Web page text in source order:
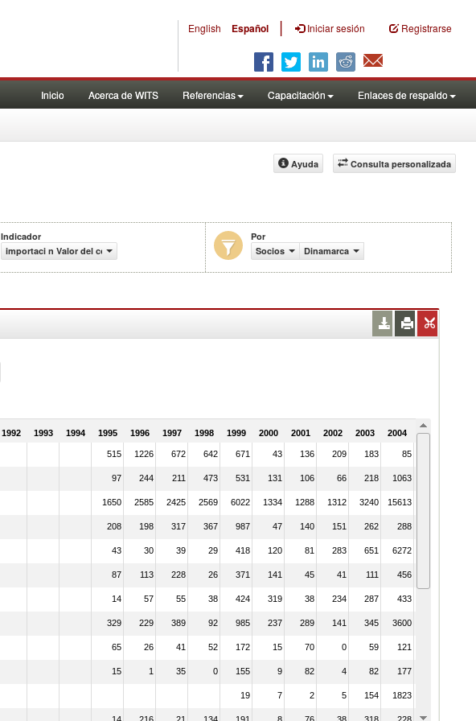
English Español | Iniciar sesión Registrarse
Inicio Acerca de WITS Referencias Capacitación Enlaces de respaldo
Consulta personalizada
Ayuda
Indicador
importaci n Valor del comercio (en miles de US$)
Por
Socios
Dinamarca
1992 1993 1994 1995 1996 1997 1998 1999 2000 2001 2002 2003 2004 2005
515 1226 672 642 671 43 136 209 183 85
97 244 211 473 531 131 106 66 218 1063
1650 2585 2425 2569 6022 1334 1288 1312 3240 15613
208 198 317 367 987 47 140 151 262 288
43 30 39 29 418 120 81 283 651 6272
87 113 228 26 371 141 45 41 111 456
14 57 55 38 424 319 38 234 287 433
329 229 389 92 985 237 289 141 345 3600
65 26 41 52 172 15 70 0 59 121
15 1 35 0 155 9 82 4 82 177
19 7 2 5 154 1823
14 216 21 134 191 8 76 38 318 228